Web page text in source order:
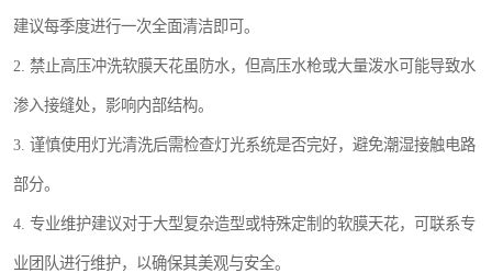
建议每季度进行一次全面清洁即可。
2. 禁止高压冲洗软膜天花虽防水，但高压水枪或大量泼水可能导致水
渗入接缝处，影响内部结构。
3. 谨慎使用灯光清洗后需检查灯光系统是否完好，避免潮湿接触电路
部分。
4. 专业维护建议对于大型复杂造型或特殊定制的软膜天花，可联系专
业团队进行维护，以确保其美观与安全。